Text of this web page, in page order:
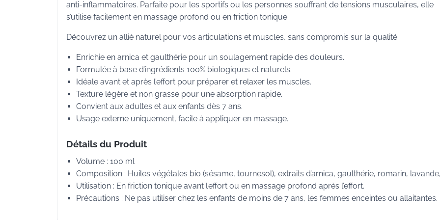
anti-inflammatoires. Parfaite pour les sportifs ou les personnes souffrant de tensions musculaires, elle
s’utilise facilement en massage profond ou en friction tonique.
Découvrez un allié naturel pour vos articulations et muscles, sans compromis sur la qualité.
Enrichie en arnica et gaulthérie pour un soulagement rapide des douleurs.
Formulée à base d’ingrédients 100% biologiques et naturels.
Idéale avant et après l’effort pour préparer et relaxer les muscles.
Texture légère et non grasse pour une absorption rapide.
Convient aux adultes et aux enfants dès 7 ans.
Usage externe uniquement, facile à appliquer en massage.
Détails du Produit
Volume : 100 ml
Composition : Huiles végétales bio (sésame, tournesol), extraits d’arnica, gaulthérie, romarin,
Utilisation : En friction tonique avant l’effort ou en massage profond après l’effort.
Précautions : Ne pas utiliser chez les enfants de moins de 7 ans, les femmes enceintes ou allaitantes.